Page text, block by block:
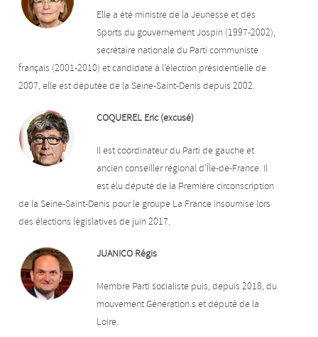
Elle a été ministre de la Jeunesse et des
Sports du gouvernement Jospin (1997-2002),
secrétaire nationale du Parti communiste
français (2001-2010) et candidate à l’élection présidentielle de
2007, elle est députée de la Seine-Saint-Denis depuis 2002.
COQUEREL Eric (excusé)
Il est coordinateur du Parti de gauche et
ancien conseiller régional d’Île-de-France. Il
est élu député de la Première circonscription
de la Seine-Saint-Denis pour le groupe La France insoumise lors
des élections législatives de juin 2017.
JUANICO Régis
Membre Parti socialiste puis, depuis 2018, du
mouvement Génération.s et député de la
Loire.